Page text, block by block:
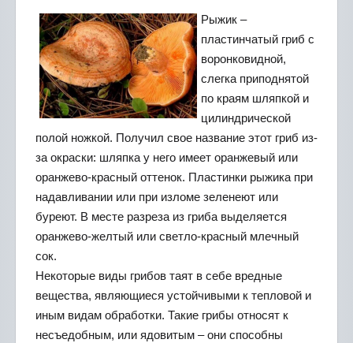
Рыжик –
пластинчатый гриб с
воронковидной,
слегка приподнятой
по краям шляпкой и
цилиндрической
полой ножкой. Получил свое название этот гриб из-
за окраски: шляпка у него имеет оранжевый или
оранжево-красный оттенок. Пластинки рыжика при
надавливании или при изломе зеленеют или
буреют. В месте разреза из гриба выделяется
оранжево-желтый или светло-красный млечный
сок.
Некоторые виды грибов таят в себе вредные
вещества, являющиеся устойчивыми к тепловой и
иным видам обработки. Такие грибы относят к
несъедобным, или ядовитым – они способны